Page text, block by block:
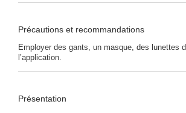
Précautions et recommandations
Employer des gants, un masque, des lunettes
l’application.
Présentation